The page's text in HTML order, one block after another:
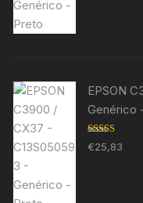
EPSON
Genérico
Avaliação
5.00de 5
€25,83